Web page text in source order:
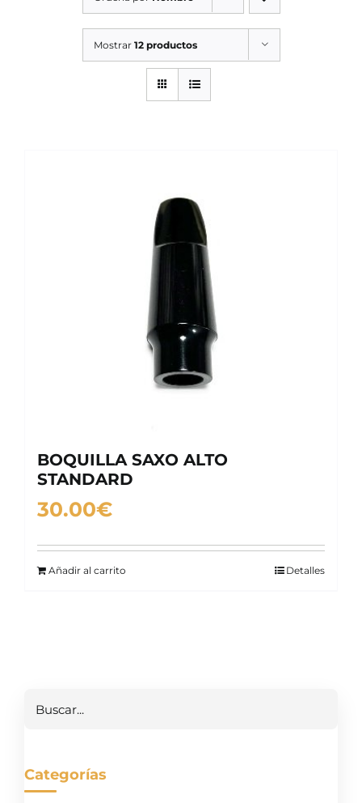
SERVICIOS TALLER
SERVICIOS TALLER
Mostrar 12 productos
BOQUILLA SAXO ALTO
STANDARD
30.00€
Añadir al carrito Detalles
Categorías